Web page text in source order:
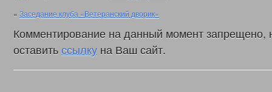
« Заседание клуба «Ветеранский дворик»
Комментирование на данный момент запрещено,
оставитьссылку на Ваш сайт.